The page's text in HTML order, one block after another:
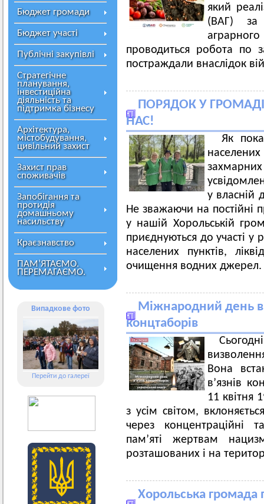
Бюджет громади
Бюджет участі
Публічні закупівлі
Стратегічне
планування,
інвестиційна
діяльність та
підтримка бізнесу
Архітектура,
містобудування,
цивільний захист
Захист прав
споживачів
Запобігання та
протидія
домашньому
насильству
Краєзнавство
ПАМ’ЯТАЄМО.
ПЕРЕМАГАЄМО.
Випадкове фото
Перейти до галереї
який
(ВАГ) за
проводиться робота по
постраждали внаслідок
ПОРЯДОК У
НАС!
Як
у власній
Не зважаючи на постійні
у нашій Хорольській
приєднуються до участі у
населених пунктів,
очищення водних джерел.
Міжнародний день
концтаборів
Вона
в’язнів
11 квітня
з усім світом,
через концентраційні
пам’яті жертвам
розташованих і на
Хорольська